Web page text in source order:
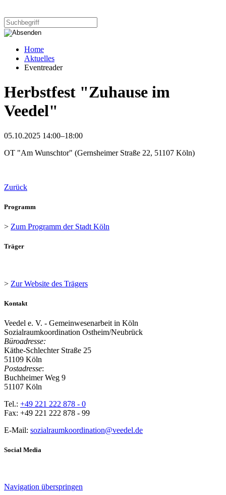
Home
Aktuelles
Eventreader
Herbstfest "Zuhause im
Veedel"
05.10.2025 14:00–18:00
OT "Am Wunschtor" (Gernsheimer Straße 22, 51107 Köln)
Zurück
Programm
> Zum Programm der Stadt Köln
Träger
> Zur Website des Trägers
Kontakt
Veedel e. V. - Gemeinwesenarbeit in Köln
Sozialraumkoordination Ostheim/Neubrück
Büroadresse:
Käthe-Schlechter Straße 25
51109 Köln
Postadresse:
Buchheimer Weg 9
51107 Köln
Tel.: +49 221 222 878 - 0
Fax: +49 221 222 878 - 99
E-Mail: sozialraumkoordination@veedel.de
Social Media
Navigation überspringen